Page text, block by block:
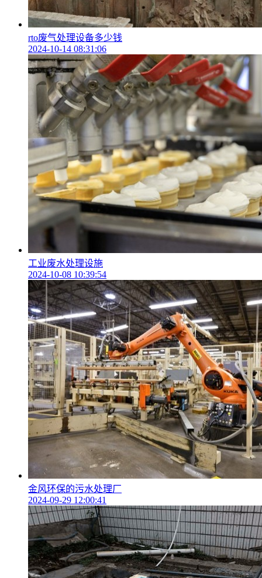
rto废气处理设备多少钱
2024-10-14 08:31:06
工业废水处理设施
2024-10-08 10:39:54
金风环保的污水处理厂
2024-09-29 12:00:41